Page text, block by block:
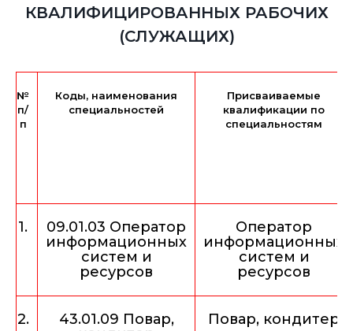
КВАЛИФИЦИРОВАННЫХ РАБОЧИХ
(СЛУЖАЩИХ)
№
п/
п
Коды, наименования
специальностей
Присваиваемые
квалификации по
специальностям
1.
09.01.03 Оператор
информационных
систем и
ресурсов
Оператор
информационных
систем и
ресурсов
2.
43.01.09 Повар,
Повар, кондитер